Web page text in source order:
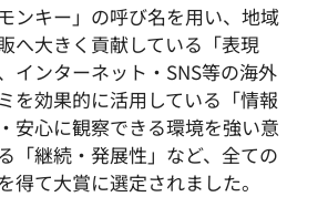
ンキー」の呼び名を用い、地域
へ大きく貢献している「表現
インターネット・SNS等の海外
を効果的に活用している「情報
安心に観察できる環境を強い意
「継続・発展性」など、全ての
得て大賞に選定されました。